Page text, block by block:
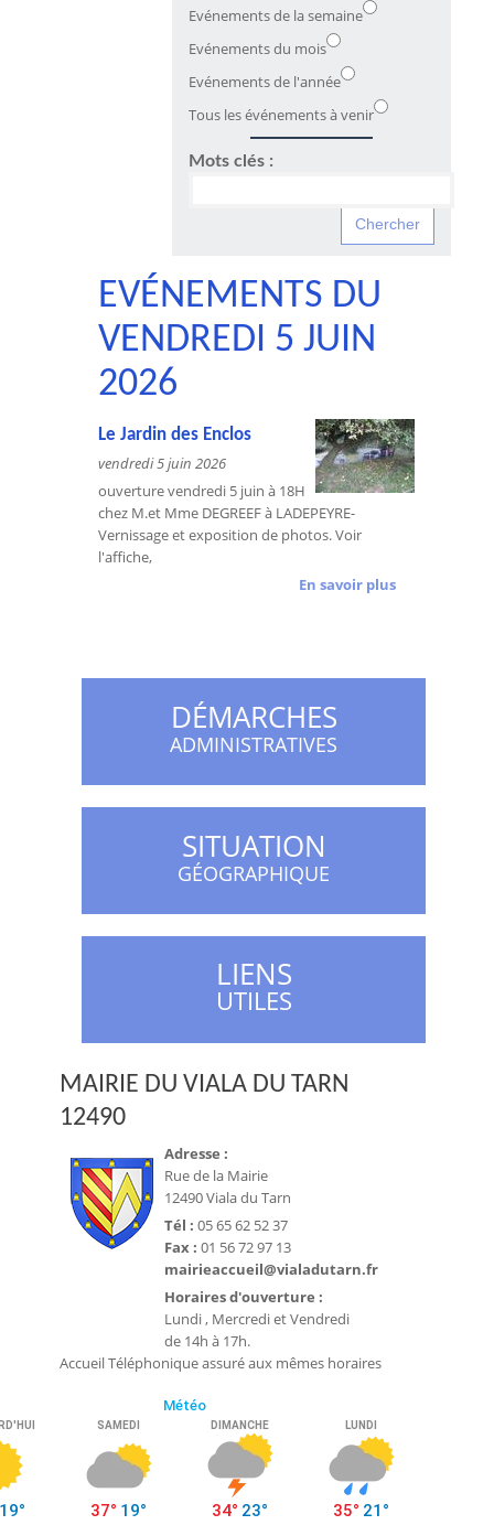
Evénements de la semaine
Evénements du mois
Evénements de l'année
Tous les événements à venir
Mots clés :
EVÉNEMENTS DU
VENDREDI 5 JUIN
2026
Le Jardin des Enclos
vendredi 5 juin 2026
ouverture vendredi 5 juin à 18H
chez M.et Mme DEGREEF à LADEPEYRE-
Vernissage et exposition de photos. Voir
l'affiche,
En savoir plus
DÉMARCHES
ADMINISTRATIVES
SITUATION
GÉOGRAPHIQUE
LIENS
UTILES
MAIRIE DU VIALA DU TARN
12490
Adresse :
Rue de la Mairie
12490 Viala du Tarn
Tél : 05 65 62 52 37
Fax : 01 56 72 97 13
mairieaccueil@vialadutarn.fr
Horaires d'ouverture :
Lundi , Mercredi et Vendredi
de 14h à 17h.
Accueil Téléphonique assuré aux mêmes horaires